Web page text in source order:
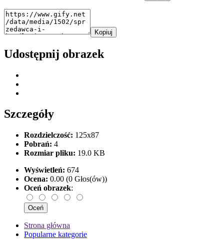
Kopiuj
Udostępnij obrazek
Szczegóły
Rozdzielczość: 125x87
Pobrań: 4
Rozmiar pliku: 19.0 KB
Wyświetleń: 674
Ocena: 0.00 (0 Głos(ów))
Oceń obrazek:
Strona główna
Popularne kategorie